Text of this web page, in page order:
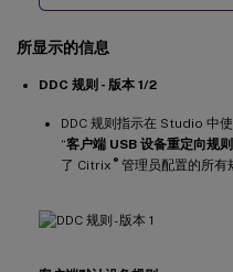
所显示的信息
DDC 规则 - 版本 1/2
DDC 规则指示在 Studio 中
“客户端 USB 设备重定向规则
了 Citrix ®管理员配置的所有